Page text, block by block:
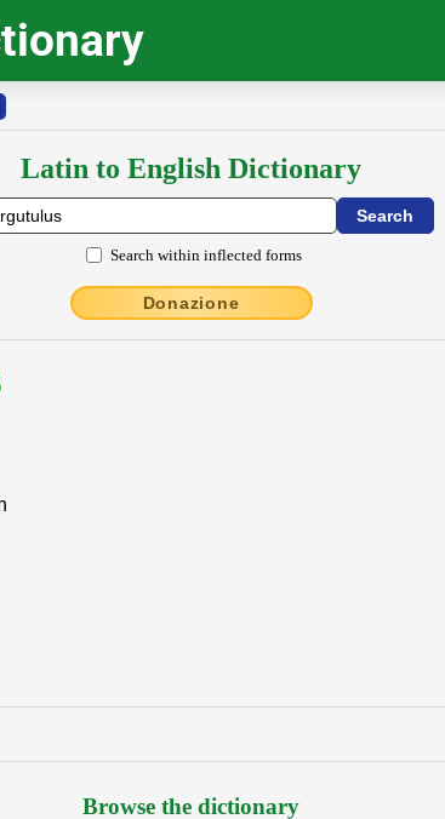
Latin to English Dictionary
Search within inflected forms
Donazione
Browse the dictionary